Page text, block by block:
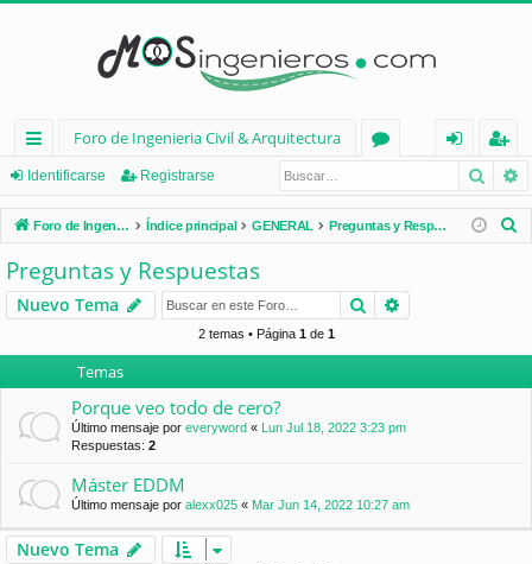
nl
ac
es
rá
pi
d
os
Foro de Ingenieria Civil & Arquitectura
os
nt
ifi
e
eg
ist
ra
Identificarse Registrarse
Foro de Ingenieria Civil & Arquitectura Índice principal GENERAL Preguntas y Respuestas
r
Preguntas y Respuestas
Nuevo Tema Buscar
2 temas • Página 1de 1
Temas
Porque veo todo de cero?
Último mensaje por everyword « Lun Jul 18, 2022 3:23 pm
Respuestas: 2
Máster EDDM
Último mensaje por alexx025 « Mar Jun 14, 2022 10:27 am
Nuevo Tema